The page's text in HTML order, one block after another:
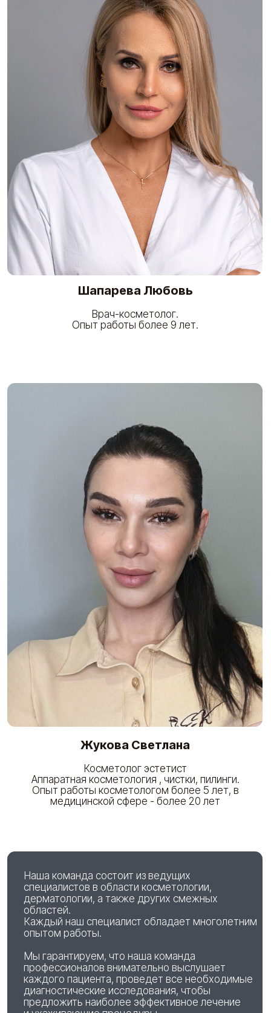
Косметолог эстетист
Аппаратная косметология , чистки, пилинги.
Опыт работы косметологом более 5 лет, в
медицинской сфере - более 20 лет
Жукова Светлана
Наша команда состоит из ведущих
диагностические исследования, чтобы
предложить наиболее эффективное лечение
и ухаживающие процедуры.
Вы можете полностью довериться нашей
команде и быть уверенными в получении
высочайшего качества услуг.